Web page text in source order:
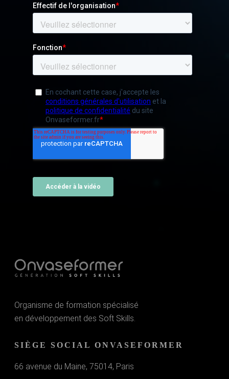
Organisme de formation spécialisé
en développement des Soft Skills.
SIÈGE SOCIAL ONVASEFORMER
66 avenue du Maine, 75014, Paris